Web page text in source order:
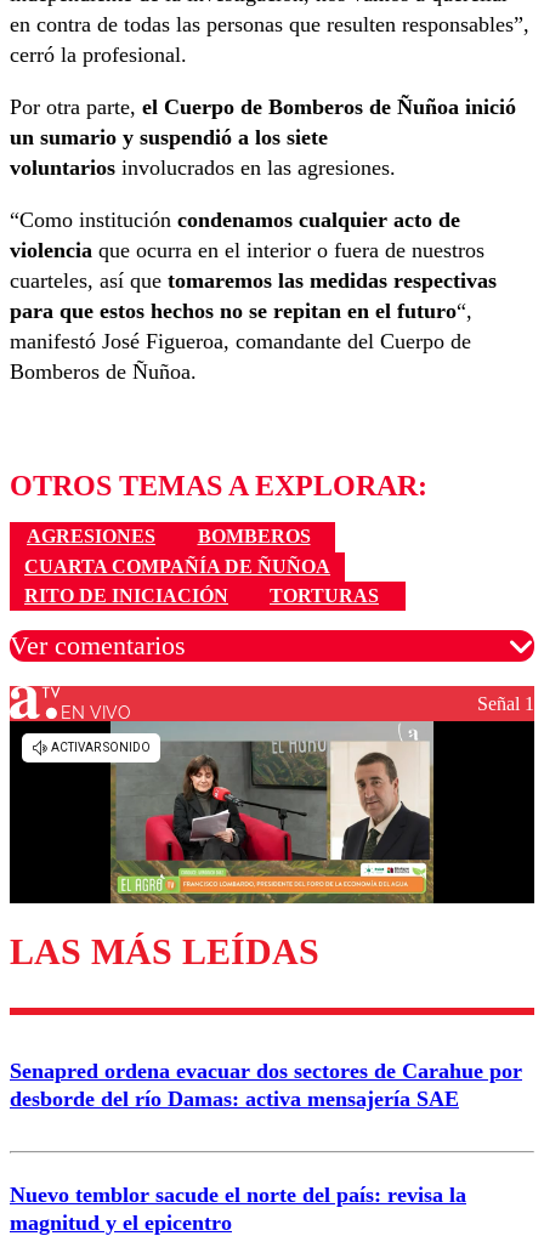
en contra de todas las personas que resulten responsables”,
cerró la profesional.
Por otra parte, el Cuerpo de Bomberos de Ñuñoa inició
un sumario y suspendió a los siete
voluntarios involucrados en las agresiones.
“Como institución condenamos cualquier acto de
violencia que ocurra en el interior o fuera de nuestros
cuarteles, así que tomaremos las medidas respectivas
para que estos hechos no se repitan en el futuro“,
manifestó José Figueroa, comandante del Cuerpo de
Bomberos de Ñuñoa.
OTROS TEMAS A EXPLORAR:
AGRESIONES
BOMBEROS
CUARTA COMPAÑÍA DE ÑUÑOA
RITO DE INICIACIÓN
TORTURAS
Ver comentarios
Los comentarios son moderados para garantizar un
diálogo respetuoso.
Enviar comentario
EN VIVO Señal 1
LAS MÁS LEÍDAS
Senapred ordena evacuar dos sectores de Carahue por
desborde del río Damas: activa mensajería SAE
Nuevo temblor sacude el norte del país: revisa la
magnitud y el epicentro